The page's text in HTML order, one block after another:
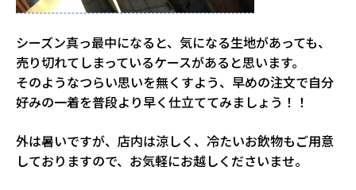
シーズン真っ最中になると、気になる生地があっても、
売り切れてしまっているケースがあると思います。
そのようなつらい思いを無くすよう、早めの注文で自分
好みの一着を普段より早く仕立ててみましょう！！
外は暑いですが、店内は涼しく、冷たいお飲物もご用意
しておりますので、お気軽にお越しくださいませ。